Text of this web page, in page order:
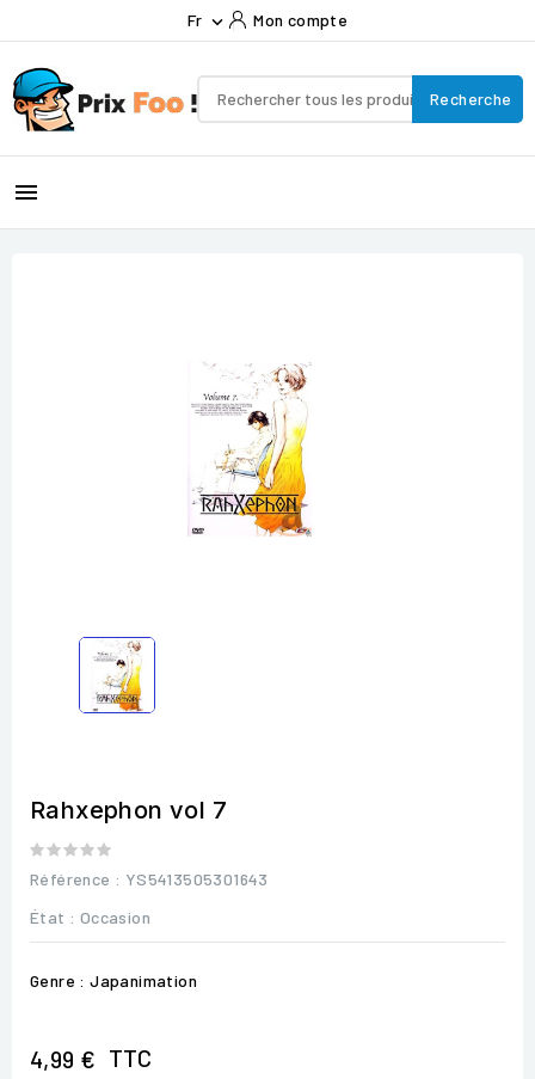
Fr  Mon compte
Recherche

Rahxephon vol 7
Référence : YS5413505301643
État : Occasion
Genre : Japanimation
4,99 € TTC